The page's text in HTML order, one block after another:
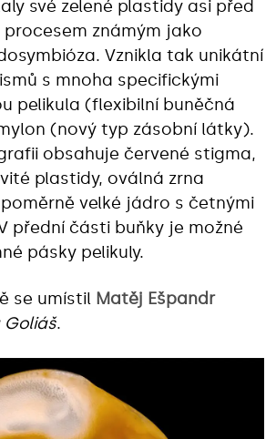
své zelené plastidy asi před
známým jako
Vznikla tak unikátní
s mnoha specifickými
pelikula (flexibilní buněčná
(nový typ zásobní látky).
obsahuje červené stigma,
plastidy, oválná zrna
velké jádro s četnými
přední části buňky je možné
pásky pelikuly.
se umístil Matěj Ešpandr
Goliáš.